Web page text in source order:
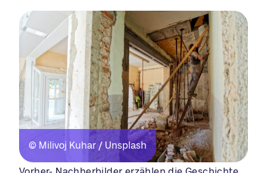
© Milivoj Kuhar / Unsplash